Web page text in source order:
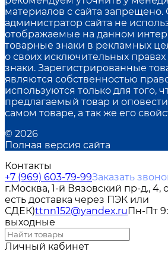
материалов с сайта запрещено.
администратор сайта не
отображаемые на данном
товарные знаки в рекламных
о своих исключительных
знаки. Зарегистрированные
являются собственностью
используются только для того,
предлагаемый товар и
самом товаре, а так же его
© 2026
Полная версия сайта
Контакты
+7 (969) 603-79-99Заказать
г.Москва, 1-й Вязовский пр-д., 4,
есть доставка через ПЭК или
СДЕК)ttnn152@yandex.ruПн-Пт
выходные
Личный кабинет